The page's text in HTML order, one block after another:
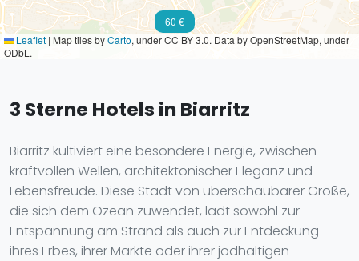
60 €
Leaflet | Map tiles byCarto, under CC BY 3.0. Data by OpenStreetMap, under
ODbL.
3 Sterne Hotels in Biarritz
Biarritz kultiviert eine besondere Energie, zwischen
kraftvollen Wellen, architektonischer Eleganz und
Lebensfreude. Diese Stadt von überschaubarer Größe,
die sich dem Ozean zuwendet, lädt sowohl zur
Entspannung am Strand als auch zur Entdeckung
ihres Erbes, ihrer Märkte oder ihrer jodhaltigen